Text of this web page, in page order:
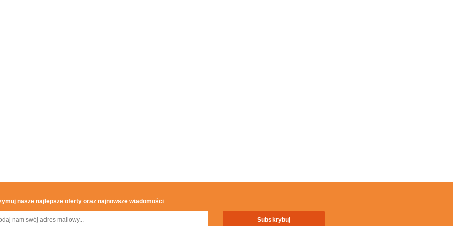
nasze najlepsze oferty oraz najnowsze wiadomości